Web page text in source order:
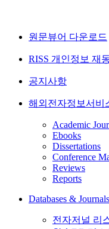
원문뷰어 다운로드
RISS 개인정보 재
공지사항
해외전자정보서비
Academic
Ebooks
Dissertations
Conference
Reviews
Reports
Databases & Journals
전자저널 리